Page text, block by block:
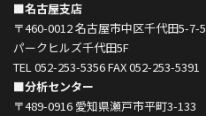
■名古屋支店
〒460-0012 名古屋市中区千代田5-7-5
パークヒルズ千代田5F
TEL 052-253-5356 FAX 052-253-5391
■分析センター
〒489-0916 愛知県瀬戸市平町3-133